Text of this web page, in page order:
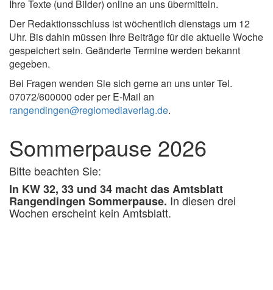
Ihre Texte (und Bilder) online an uns übermitteln.
Der Redaktionsschluss ist wöchentlich dienstags um 12
Uhr. Bis dahin müssen Ihre Beiträge für die aktuelle Woche
gespeichert sein. Geänderte Termine werden bekannt
gegeben.
Bei Fragen wenden Sie sich gerne an uns unter Tel.
07072/600000 oder per E-Mail an
rangendingen@regiomediaverlag.de.
Sommerpause 2026
Bitte beachten Sie:
In KW 32, 33 und 34 macht das Amtsblatt
Rangendingen Sommerpause. In diesen drei
Wochen erscheint kein Amtsblatt.